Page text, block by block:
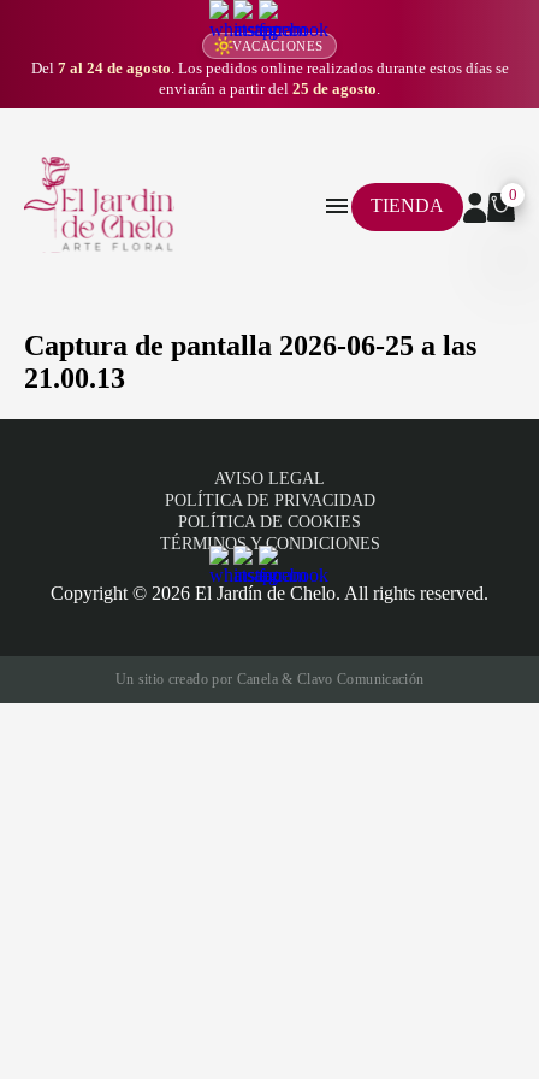
VACACIONES
Del 7 al 24 de agosto. Los pedidos online realizados durante estos días se
enviarán a partir del 25 de agosto.
TIENDA
0
Captura de pantalla 2026-06-25 a las
21.00.13
Copyright © 2026 El Jardín de Chelo. All rights reserved.
AVISO LEGAL
POLÍTICA DE PRIVACIDAD
POLÍTICA DE COOKIES
TÉRMINOS Y CONDICIONES
Un sitio creado por Canela & Clavo Comunicación